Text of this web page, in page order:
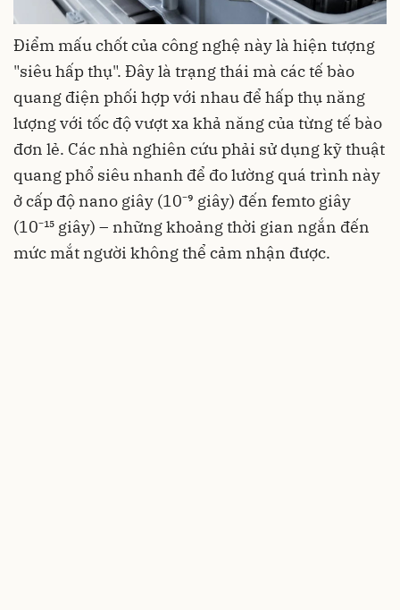
Điểm mấu chốt của công nghệ này là hiện tượng
"siêu hấp thụ". Đây là trạng thái mà các tế bào
quang điện phối hợp với nhau để hấp thụ năng
lượng với tốc độ vượt xa khả năng của từng tế bào
đơn lẻ. Các nhà nghiên cứu phải sử dụng kỹ thuật
quang phổ siêu nhanh để đo lường quá trình này
ở cấp độ nano giây (10⁻⁹ giây) đến femto giây
(10⁻¹⁵ giây) – những khoảng thời gian ngắn đến
mức mắt người không thể cảm nhận được.